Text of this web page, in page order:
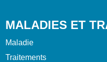
MALADIES ET
Maladie
Traitements